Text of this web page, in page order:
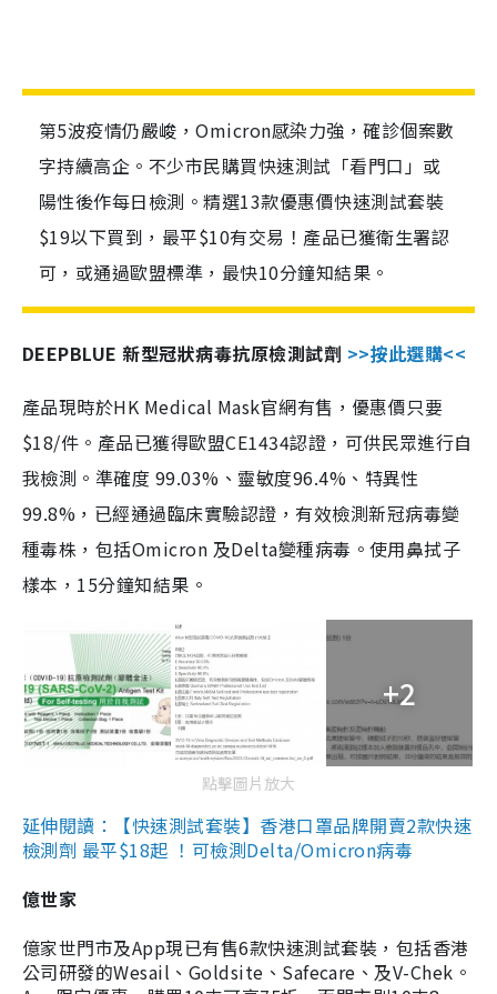
第5波疫情仍嚴峻，Omicron感染力強，確診個案數
字持續高企。不少市民購買快速測試「看門口」或
陽性後作每日檢測。精選13款優惠價快速測試套裝
$19以下買到，最平$10有交易！產品已獲衛生署認
可，或通過歐盟標準，最快10分鐘知結果。
DEEPBLUE 新型冠狀病毒抗原檢測試劑 >>按此選購<<
產品現時於HK Medical Mask官網有售，優惠價只要
$18/件。產品已獲得歐盟CE1434認證，可供民眾進行自
我檢測。準確度 99.03%、靈敏度96.4%、特異性
99.8%，已經通過臨床實驗認證，有效檢測新冠病毒變
種毒株，包括Omicron 及Delta變種病毒。使用鼻拭子
樣本，15分鐘知結果。
+2
點擊圖片放大
延伸閱讀：【快速測試套裝】香港口罩品牌開賣2款快速
檢測劑 最平$18起 ！可檢測Delta/Omicron病毒
億世家
億家世門市及App現已有售6款快速測試套裝，包括香港
公司研發的Wesail、Goldsite、Safecare、及V-Chek。